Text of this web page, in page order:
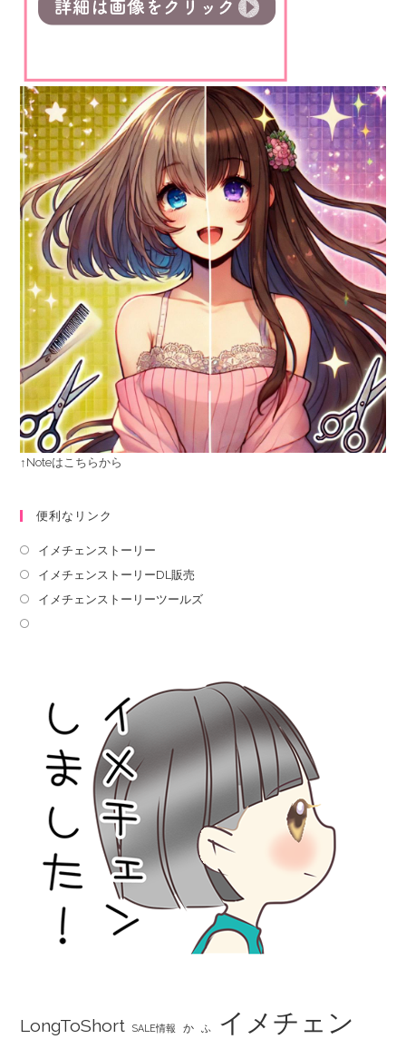
↑Noteはこちらから
便利なリンク
イメチェンストーリー
イメチェンストーリーDL販売
イメチェンストーリーツールズ
LongToShort SALE情報 か ふ イメチェン